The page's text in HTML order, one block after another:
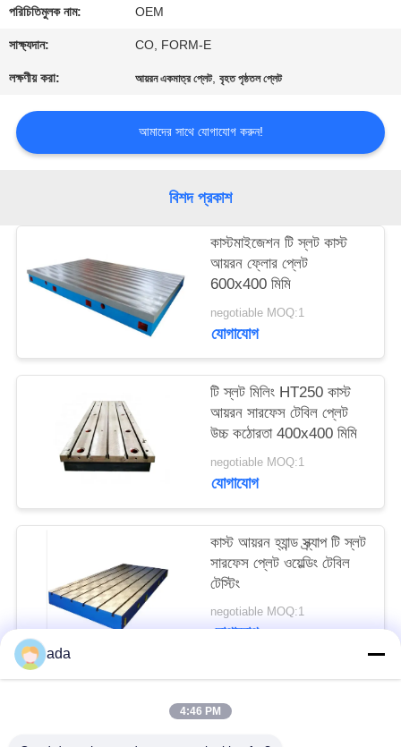
যোগাযোগ
করুন
খবর
উদ্ধৃতির
আবেদন
সাইট
PRIVACY
POLICY
পরিচিতিমুলক নাম: OEM
সাক্ষ্যদান: CO, FORM-E
লক্ষণীয় করা: আয়রন একমাত্র প্লেট,বৃহত পৃষ্ঠতল প্লেট
আমাদের সাথে যোগাযোগ করুন!
বিশদ প্রকাশ
কাস্টমাইজেশন টি স্লট কাস্ট
আয়রন ফ্লোর প্লেট
600x400 মিমি
negotiable MOQ:1
যোগাযোগ
টি স্লট মিলিং HT250 কাস্ট
আয়রন সারফেস টেবিল প্লেট
উচ্চ কঠোরতা 400x400 মিমি
negotiable MOQ:1
যোগাযোগ
কাস্ট আয়রন হ্যান্ড স্ক্র্যাপ টি স্লট
সারফেস প্লেট ওয়েল্ডিং টেবিল
টেস্টিং
negotiable MOQ:1
যোগাযোগ
ada
4:46 PM